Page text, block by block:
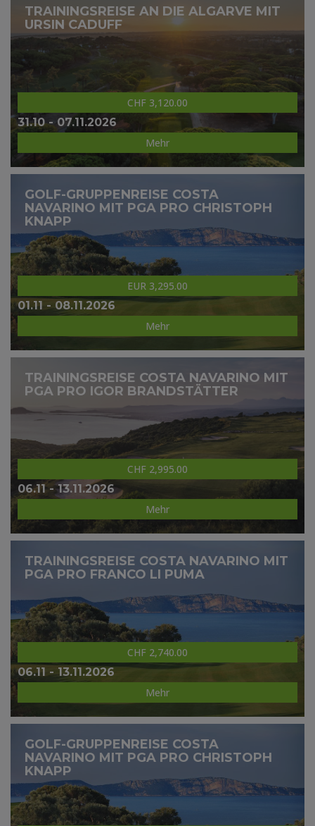
TRAININGSREISE AN DIE ALGARVE MIT
URSIN CADUFF
CHF 3,120.00
31.10 - 07.11.2026
Mehr
GOLF-GRUPPENREISE COSTA
NAVARINO MIT PGA PRO CHRISTOPH
KNAPP
EUR 3,295.00
01.11 - 08.11.2026
Mehr
TRAININGSREISE COSTA NAVARINO MIT
PGA PRO IGOR BRANDSTÄTTER
CHF 2,995.00
06.11 - 13.11.2026
Mehr
TRAININGSREISE COSTA NAVARINO MIT
PGA PRO FRANCO LI PUMA
CHF 2,740.00
06.11 - 13.11.2026
Mehr
GOLF-GRUPPENREISE COSTA
NAVARINO MIT PGA PRO CHRISTOPH
KNAPP